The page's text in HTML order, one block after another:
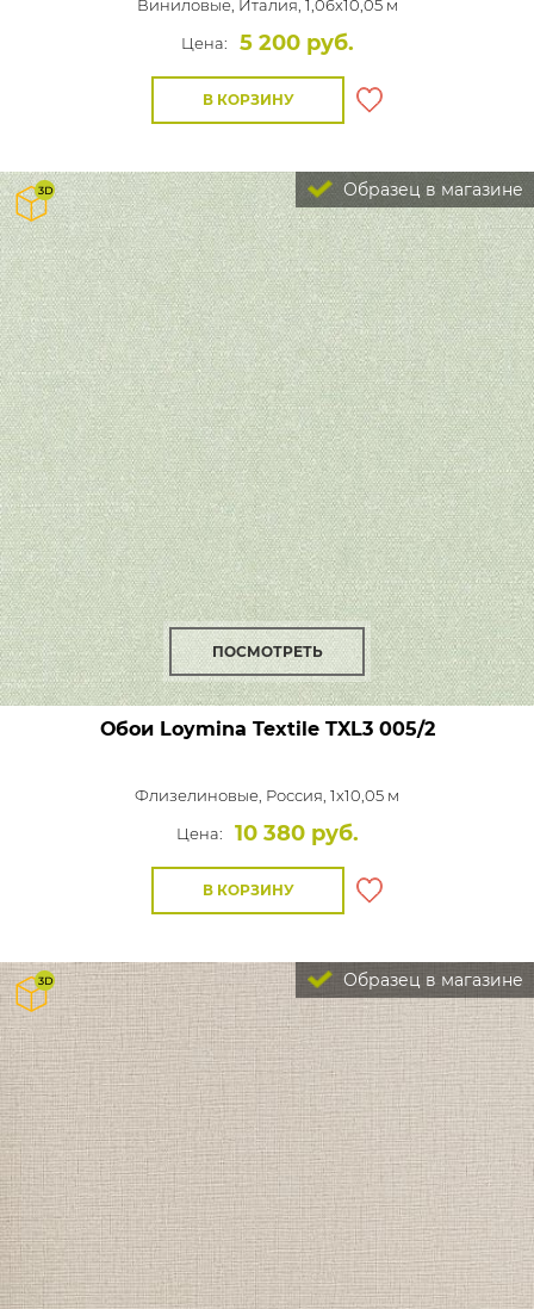
Виниловые, Италия, 1,06x10,05 м
Цена:
5 200 руб.
В КОРЗИНУ
Образец в магазине
ПОСМОТРЕТЬ
Обои Loymina TextileTXL3 005/2
Флизелиновые, Россия, 1x10,05 м
Цена:
10 380 руб.
В КОРЗИНУ
Образец в магазине